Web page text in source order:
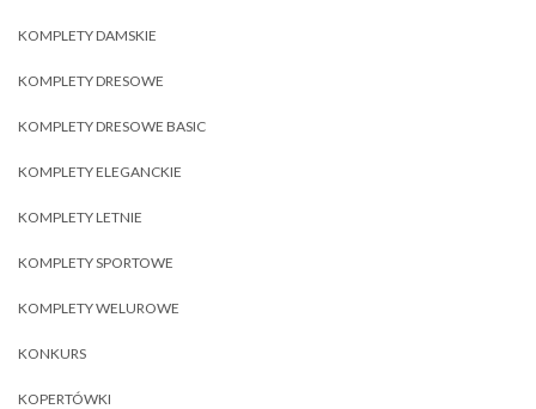
KOMPLETY DAMSKIE
KOMPLETY DRESOWE
KOMPLETY DRESOWE BASIC
KOMPLETY ELEGANCKIE
KOMPLETY LETNIE
KOMPLETY SPORTOWE
KOMPLETY WELUROWE
KONKURS
KOPERTÓWKI